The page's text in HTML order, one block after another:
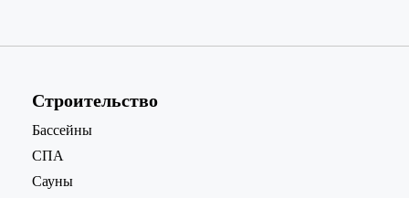
Строительство
Бассейны
СПА
Сауны